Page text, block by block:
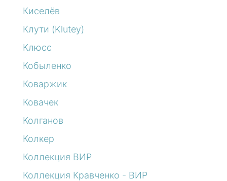
Киселёв
Клути (Klutey)
Клюсс
Кобыленко
Коваржик
Ковачек
Колганов
Колкер
Коллекция ВИР
Коллекция Кравченко - ВИР